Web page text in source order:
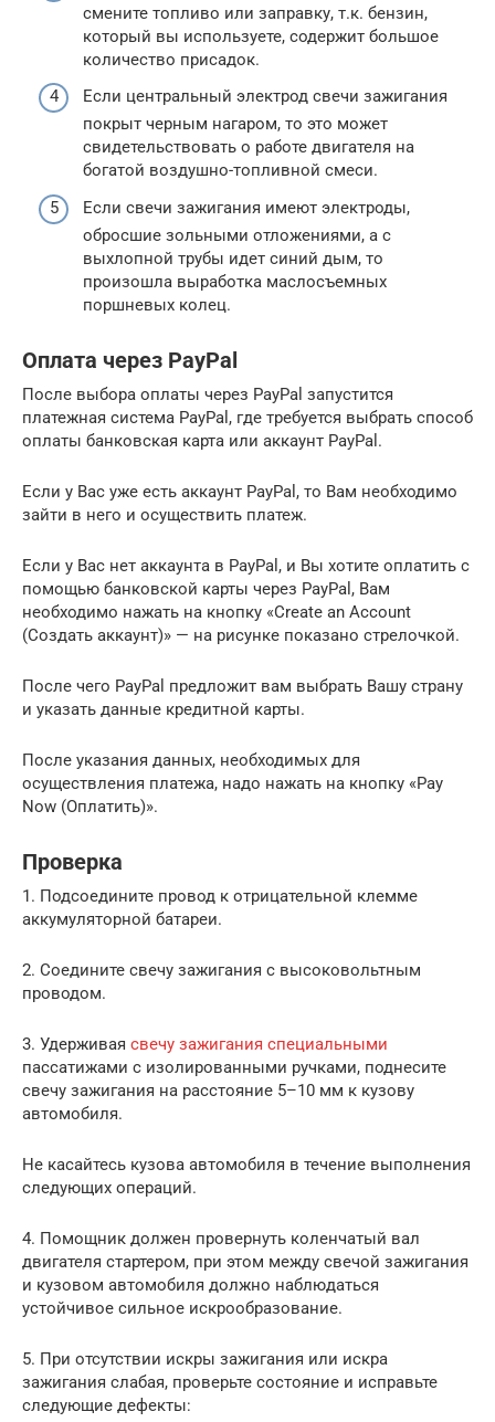
смените топливо или заправку, т.к. бензин,
который вы используете, содержит большое
количество присадок.
Если центральный электрод свечи зажигания
покрыт черным нагаром, то это может
свидетельствовать о работе двигателя на
богатой воздушно-топливной смеси.
Если свечи зажигания имеют электроды,
обросшие зольными отложениями, а с
выхлопной трубы идет синий дым, то
произошла выработка маслосъемных
поршневых колец.
Оплата через PayPal
После выбора оплаты через PayPal запустится
платежная система PayPal, где требуется выбрать способ
оплаты банковская карта или аккаунт PayPal.
Если у Вас уже есть аккаунт PayPal, то Вам необходимо
зайти в него и осуществить платеж.
Если у Вас нет аккаунта в PayPal, и Вы хотите оплатить с
помощью банковской карты через PayPal, Вам
необходимо нажать на кнопку «Create an Account
(Создать аккаунт)» — на рисунке показано стрелочкой.
После чего PayPal предложит вам выбрать Вашу страну
и указать данные кредитной карты.
После указания данных, необходимых для
осуществления платежа, надо нажать на кнопку «Pay
Now (Оплатить)».
Проверка
1. Подсоедините провод к отрицательной клемме
аккумуляторной батареи.
2. Соедините свечу зажигания с высоковольтным
проводом.
3. Удерживая свечу зажигания специальными
пассатижами с изолированными ручками, поднесите
свечу зажигания на расстояние 5–10 мм к кузову
автомобиля.
Не касайтесь кузова автомобиля в течение выполнения
следующих операций.
4. Помощник должен провернуть коленчатый вал
двигателя стартером, при этом между свечой зажигания
и кузовом автомобиля должно наблюдаться
устойчивое сильное искрообразование.
5. При отсутствии искры зажигания или искра
зажигания слабая, проверьте состояние и исправьте
следующие дефекты: